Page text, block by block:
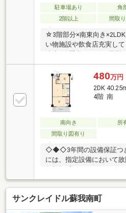
駐車場あり 角
2階以上
間取
☆3階部分×南東向き
い物施設や飲食店充実し
リフォームはナカジツに
づき、リフォームプラン
の定額プランで、理想の
住宅ローンのご相談も承
合せくださいませ☆□■周
千葉末広四丁目店／徒歩
葉寺店／徒歩約5分／約
徒歩約2分／約120ｍ市川
480万円
2DK
4階 南
南向き 所
間取り図有り
◇◆◇3年間の設備保証
には、指定設備において
仲介会社を介さず、弊社
適用※保証内容の制限・
設備トラブルの問い合わ
成約されたお客様には、
サンクレイドル蘇我南町